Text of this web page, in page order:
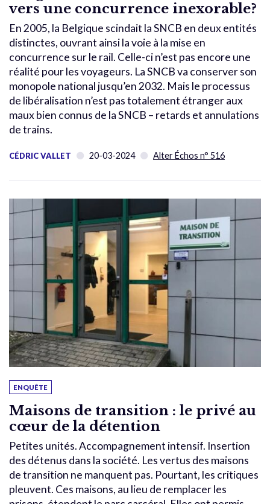
vers une concurrence inexorable?
En 2005, la Belgique scindait la SNCB en deux entités
distinctes, ouvrant ainsi la voie à la mise en
concurrence sur le rail. Celle-ci n’est pas encore une
réalité pour les voyageurs. La SNCB va conserver son
monopole national jusqu’en 2032. Mais le processus
de libéralisation n’est pas totalement étranger aux
maux bien connus de la SNCB – retards et annulations
de trains.
CÉDRIC VALLET 20-03-2024 Alter Échos n° 516
ENQUÊTE
Maisons de transition : le privé au
cœur de la détention
Petites unités. Accompagnement intensif. Insertion
des détenus dans la société. Les vertus des maisons
de transition ne manquent pas. Pourtant, les critiques
pleuvent. Ces maisons, au lieu de remplacer les